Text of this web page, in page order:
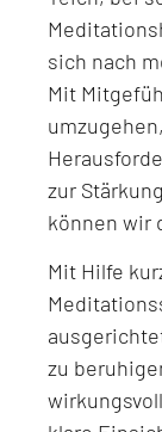
sich nach
Mit
zur
können wir
Mit Hilfe
zu